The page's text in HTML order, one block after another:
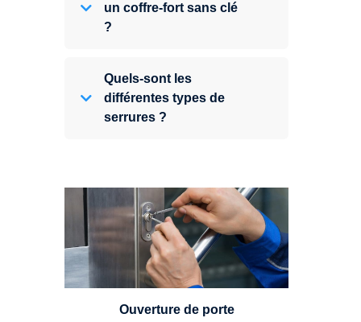
un coffre-fort sans clé
?
Quels-sont les
différentes types de
serrures ?
Vous avez perdu vos clés ou la
porte s'est refermée derrière vous
? Un serrurier est disponible
24h/7.
Ouverture de porte